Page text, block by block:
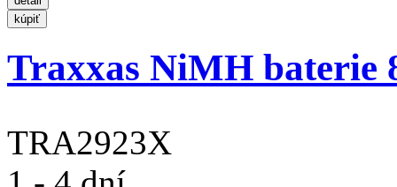
Traxxas NiMH baterie
TRA2923X